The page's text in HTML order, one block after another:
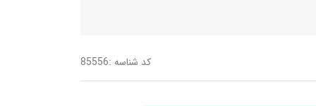
کد شناسه :85556